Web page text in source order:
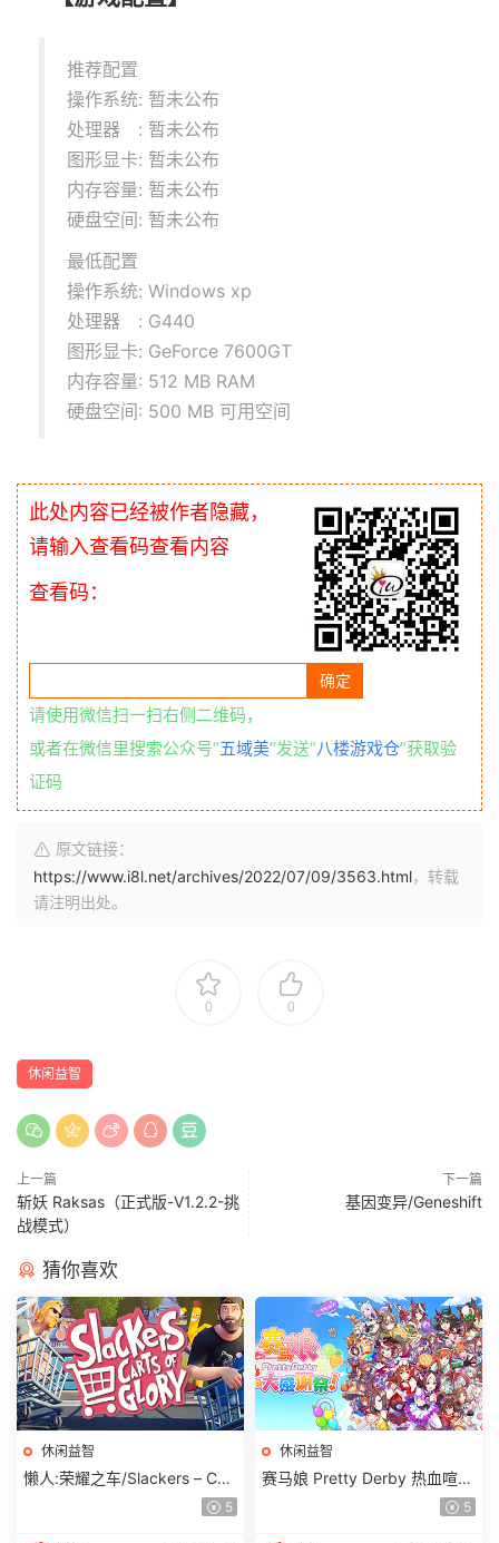
推荐配置
操作系统: 暂未公布
处理器 : 暂未公布
图形显卡: 暂未公布
内存容量: 暂未公布
硬盘空间: 暂未公布
最低配置
操作系统: Windows xp
处理器 : G440
图形显卡: GeForce 7600GT
内存容量: 512 MB RAM
硬盘空间: 500 MB 可用空间
此处内容已经被作者隐藏，
请输入查看码查看内容
查看码：
请使用微信扫一扫右侧二维码，
或者在微信里搜索公众号“五域美“发送“八楼游戏仓”获取验
证码
原文链接：
https://www.i8l.net/archives/2022/07/09/3563.html，转载
请注明出处。
0 0
休闲益智
上一篇
斩妖 Raksas（正式版-V1.2.2-挑
战模式）
下一篇
基因变异/Geneshift
猜你喜欢
休闲益智
懒人:荣耀之车/Slackers – Cart
5
休闲益智
赛马娘 Pretty Derby 热血喧闹
大感谢祭！ 单机/同屏多人
5